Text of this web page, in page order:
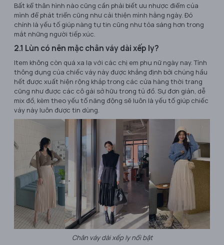
Bất kể thân hình nào cũng cần phải biết ưu nhược điểm của
mình để phát triển cũng như cải thiện mình hằng ngày. Đó
chính là yếu tố giúp nàng tự tin cũng như tỏa sáng hơn trong
mắt những người tiếp xúc.
2.1 Lùn có nên mặc chân váy dài xếp ly?
Item không còn quá xa lạ với các chị em phụ nữ ngày nay. Tính
thông dụng của chiếc váy này được khẳng định bởi chúng hầu
hết được xuất hiện rộng khắp trong các cửa hàng thời trang
cũng như được các cô gái sở hữu trong tủ đồ. Sự đơn giản, dễ
mix đồ, kèm theo yếu tố năng động sẽ luôn là yếu tố giúp chiếc
váy này luôn được tin dùng.
Chân váy dài xếp ly nổi bật